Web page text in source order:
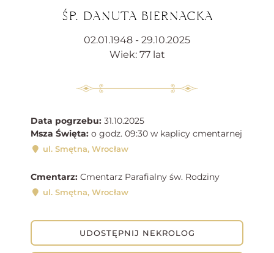
ŚP. DANUTA BIERNACKA
02.01.1948 - 29.10.2025
Wiek: 77 lat
Data pogrzebu: 31.10.2025
Msza Święta: o godz. 09:30 w kaplicy cmentarnej
ul. Smętna, Wrocław
Cmentarz: Cmentarz Parafialny św. Rodziny
ul. Smętna, Wrocław
UDOSTĘPNIJ NEKROLOG